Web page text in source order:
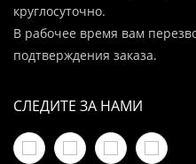
круглосуточно.
В рабочее время вам
подтверждения заказа.
СЛЕДИТЕ ЗА НАМИ